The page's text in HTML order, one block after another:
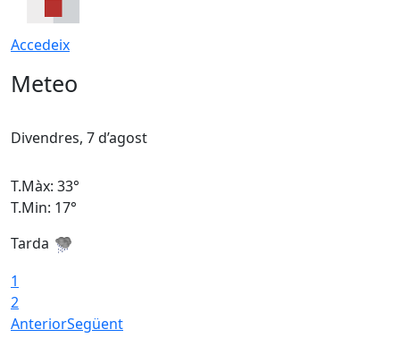
Accedeix
Meteo
Divendres, 7 d’agost
T.Màx: 33°
T.Min: 17°
Tarda
1
2
AnteriorSegüent